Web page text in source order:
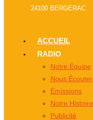
24100 BERGERAC
ACCUEIL
RADIO
Notre Équipe
Nous Écouter
Émissions
Notre Histoire
Publicité